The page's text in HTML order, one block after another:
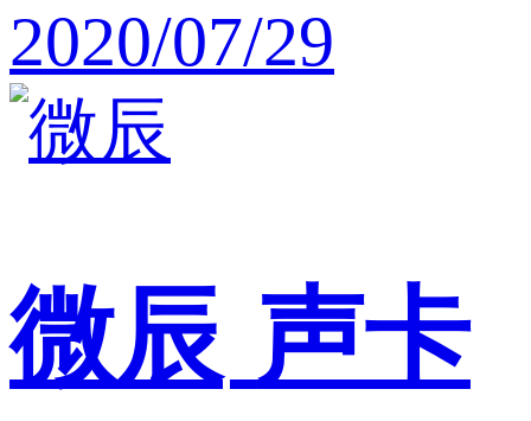
2020/07/29
微辰 声卡